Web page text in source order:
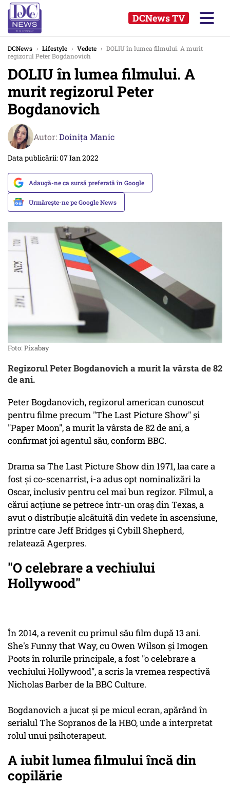
DCNews TV
DCNews › Lifestyle › Vedete › DOLIU în lumea filmului. A murit
regizorul Peter Bogdanovich
DOLIU în lumea filmului. A
murit regizorul Peter
Bogdanovich
Autor:Doinița Manic
Data publicării: 07 Ian 2022
Adaugă-ne ca sursă preferată în Google
Urmărește-ne pe Google News
Foto: Pixabay
Regizorul Peter Bogdanovich a murit la vârsta de 82
de ani.
Peter Bogdanovich, regizorul american cunoscut
pentru filme precum "The Last Picture Show" și
"Paper Moon", a murit la vârsta de 82 de ani, a
confirmat joi agentul său, conform BBC.
Drama sa The Last Picture Show din 1971, laa care a
fost și co-scenarrist, i-a adus opt nominalizări la
Oscar, inclusiv pentru cel mai bun regizor. Filmul, a
cărui acțiune se petrece într-un oraș din Texas, a
avut o distribuție alcătuită din vedete în ascensiune,
printre care Jeff Bridges și Cybill Shepherd,
relatează Agerpres.
"O celebrare a vechiului
Hollywood"
În 2014, a revenit cu primul său film după 13 ani.
She's Funny that Way, cu Owen Wilson și Imogen
Poots în rolurile principale, a fost "o celebrare a
vechiului Hollywood", a scris la vremea respectivă
Nicholas Barber de la BBC Culture.
Bogdanovich a jucat și pe micul ecran, apărând în
serialul The Sopranos de la HBO, unde a interpretat
rolul unui psihoterapeut.
A iubit lumea filmului încă din
copilărie